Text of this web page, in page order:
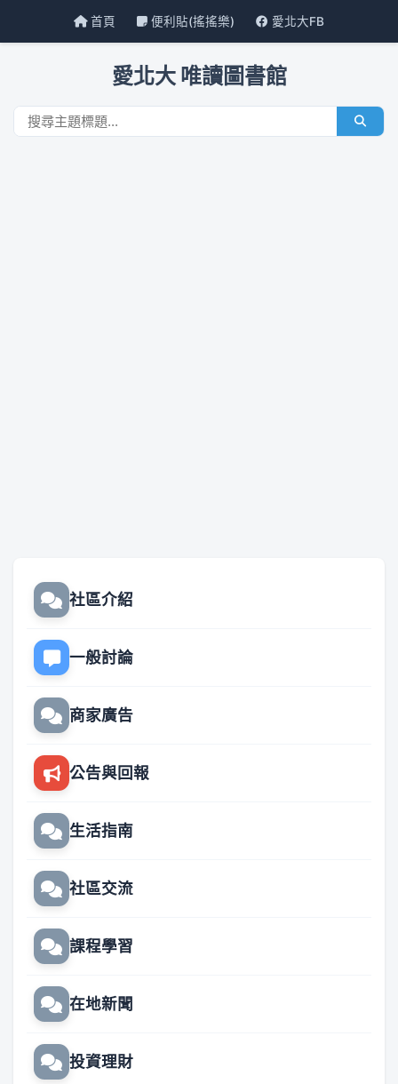
首頁 便利貼(搖搖樂) 愛北大FB
愛北大 唯讀圖書館
社區介紹
一般討論
商家廣告
公告與回報
生活指南
社區交流
課程學習
在地新聞
投資理財